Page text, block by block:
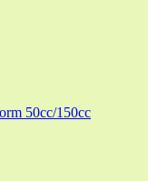
50cc/150cc